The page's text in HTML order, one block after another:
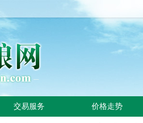
交易服务 价格走势